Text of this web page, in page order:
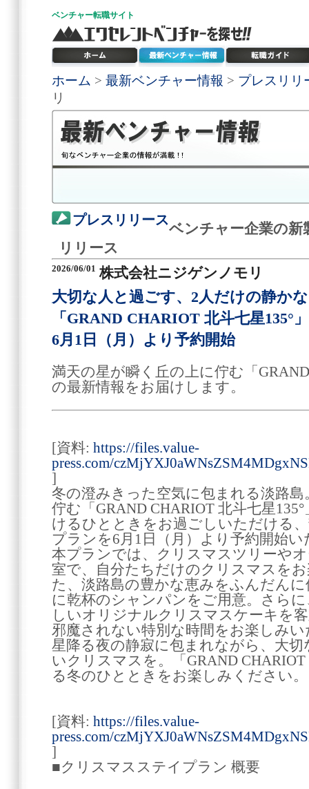
ベンチャー転職サイト
ホーム > 最新ベンチャー情報 > プレスリリ
リ
プレスリリース
ベンチャー企業の新
リリース
2026/06/01 株式会社ニジゲンノモリ
大切な人と過ごす、2人だけの静か
「GRAND CHARIOT 北斗七星135°
6月1日（月）より予約開始
満天の星が瞬く丘の上に佇む「
の最新情報をお届けします。
[資料: https://files.value-
press.com/
]
冬の澄みきった空気に包まれる淡路
佇む「GRAND CHARIOT 北斗七星
けるひとときをお過ごしいただける
プランを6月1日（月）より予約開始
本プランでは、クリスマスツリーや
室で、自分たちだけのクリスマスを
た、淡路島の豊かな恵みをふんだん
に乾杯のシャンパンをご用意。さら
しいオリジナルクリスマスケーキを
邪魔されない特別な時間をお楽しみ
星降る夜の静寂に包まれながら、大
いクリスマスを。「GRAND
る冬のひとときをお楽しみください。
[資料: https://files.value-
press.com/
]
■クリスマスステイプラン 概要